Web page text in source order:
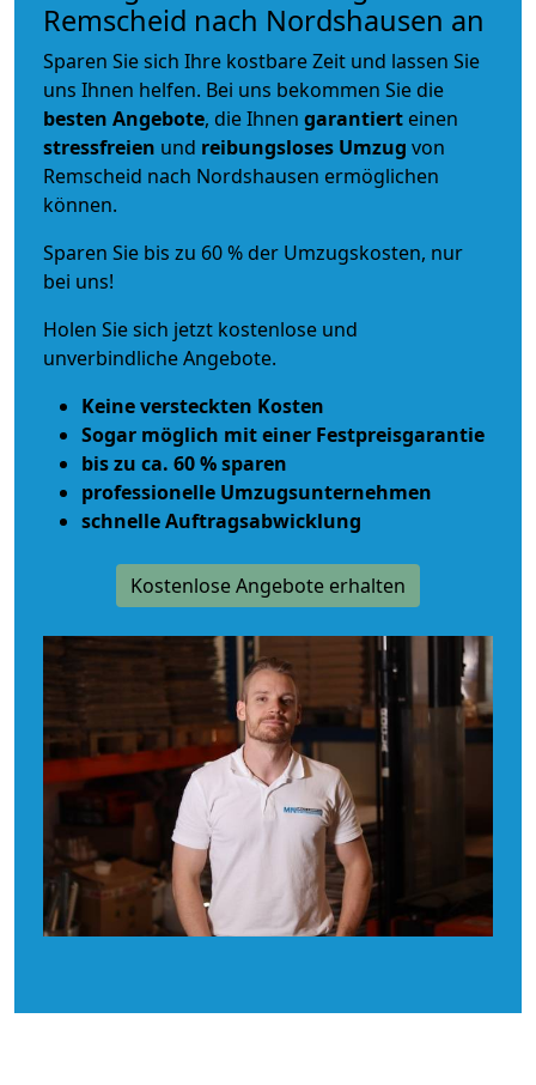
Remscheid nach Nordshausen an
Sparen Sie sich Ihre kostbare Zeit und lassen Sie
uns Ihnen helfen. Bei uns bekommen Sie die
besten Angebote, die Ihnen garantiert einen
stressfreien und reibungsloses Umzug von
Remscheid nach Nordshausen ermöglichen
können.
Sparen Sie bis zu 60 % der Umzugskosten, nur
bei uns!
Holen Sie sich jetzt kostenlose und
unverbindliche Angebote.
Keine versteckten Kosten
Sogar möglich mit einer Festpreisgarantie
bis zu ca. 60 % sparen
professionelle Umzugsunternehmen
schnelle Auftragsabwicklung
Kostenlose Angebote erhalten